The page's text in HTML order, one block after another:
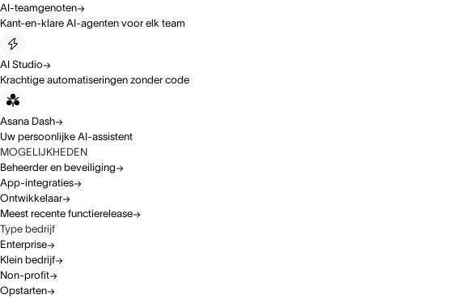
AI-teamgenoten
Kant-en-klare AI-agenten voor elk team
AI Studio
Krachtige automatiseringen zonder code
Asana Dash
Uw persoonlijke AI-assistent
MOGELIJKHEDEN
Beheerder en beveiliging
App-integraties
Ontwikkelaar
Meest recente functierelease
Type bedrijf
Enterprise
Klein bedrijf
Non-profit
Opstarten